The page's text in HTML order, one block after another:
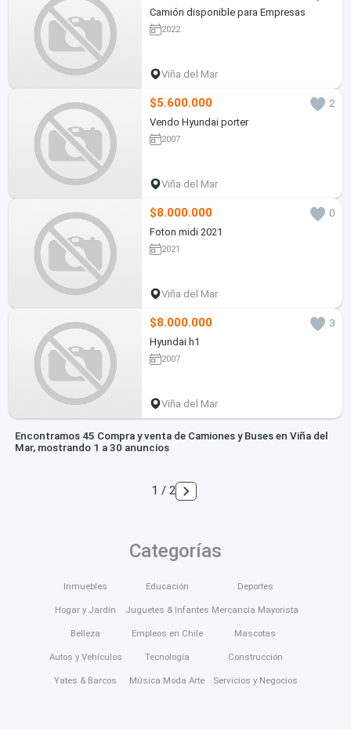
Camión disponible para Empresas
2022
Viña del Mar
$5.600.000
2
Vendo Hyundai porter
2007
Viña del Mar
$8.000.000
0
Foton midi 2021
2021
Viña del Mar
$8.000.000
3
Hyundai h1
2007
Viña del Mar
Encontramos 45 Compra y venta de Camiones y Buses en Viña del
Mar, mostrando 1 a 30 anuncios
1 / 2
Categorías
Inmuebles
Hogar y Jardín
Belleza
Autos y Vehículos
Yates & Barcos
Educación
Juguetes & Infantes
Empleos en Chile
Tecnología
Música Moda Arte
Deportes
Mercancía Mayorista
Mascotas
Construcción
Servicios y Negocios